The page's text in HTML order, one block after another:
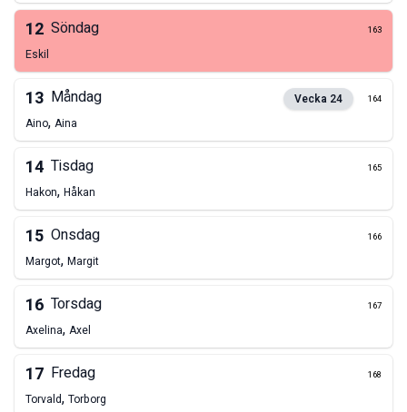
12 Söndag 163
Eskil
13 Måndag Vecka 24 164
Aino, Aina
14 Tisdag 165
Hakon, Håkan
15 Onsdag 166
Margot, Margit
16 Torsdag 167
Axelina, Axel
17 Fredag 168
Torvald, Torborg